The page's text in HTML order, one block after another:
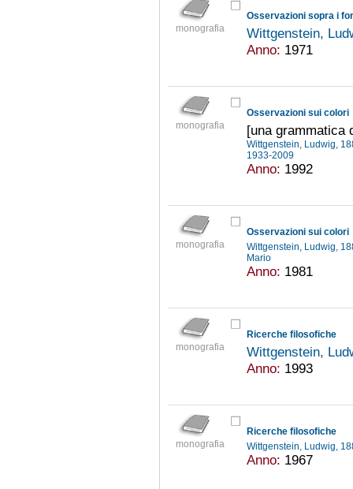
monografia
Osservazioni sopra i
Wittgenstein,
Anno: 1971
monografia
Osservazioni sui colori
[una grammatica
Wittgenstein, Ludwig,
1933-2009
Anno: 1992
monografia
Osservazioni sui colori
Wittgenstein, Ludwig,
Mario
Anno: 1981
monografia
Ricerche filosofiche
Wittgenstein,
Anno: 1993
monografia
Ricerche filosofiche
Wittgenstein, Ludwig,
Anno: 1967